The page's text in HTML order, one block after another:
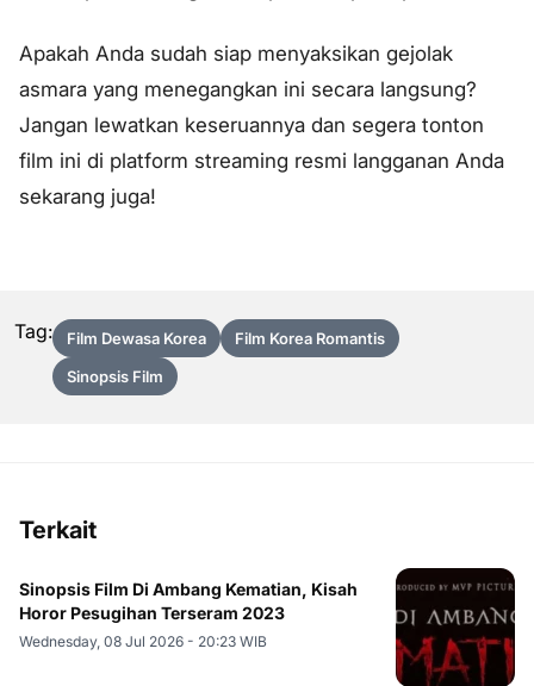
Apakah Anda sudah siap menyaksikan gejolak
asmara yang menegangkan ini secara langsung?
Jangan lewatkan keseruannya dan segera tonton
film ini di platform streaming resmi langganan Anda
sekarang juga!
Tag: Film Dewasa Korea
Film Korea Romantis
Sinopsis Film
Terkait
Sinopsis Film Di Ambang Kematian, Kisah
Horor Pesugihan Terseram 2023
Wednesday, 08 Jul 2026 - 20:23 WIB